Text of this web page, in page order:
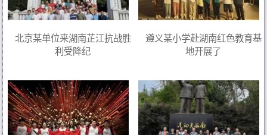
北京某单位来湖南芷江抗战胜
利受降纪
遵义某小学赴湖南红色教育基
地开展了